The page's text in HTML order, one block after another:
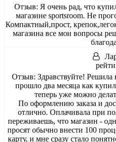
Отзыв: Я очень рад, что
магазине sportsroom. Не
Компактный,прост,
магазина все мои вопросы
Отзыв: Здравствуйте! Решила
прошло два месяца как
теперь уже можно
По оформлению заказа и
отлично. Оплачивала при
переживаешь, что магазин -
просят обычно внести 100
карту, и мне сразу стало